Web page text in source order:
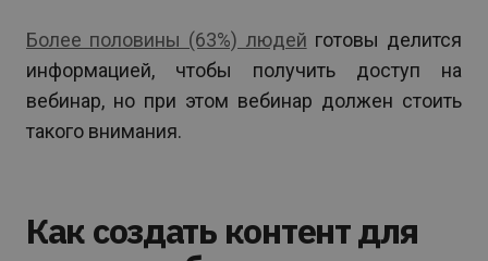
Более половины (63%) людей готовы делится
информацией, чтобы получить доступ на
вебинар, но при этом вебинар должен стоить
такого внимания.
Как создать контент для